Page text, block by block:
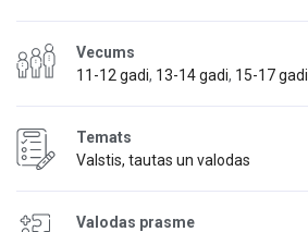
Vecums
11-12 gadi, 13-14 gadi, 15-17 gadi
Temats
Valstis, tautas un valodas
Valodas prasme